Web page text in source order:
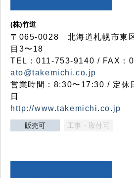
(株)竹道
〒065-0028 北海道札幌市東
目3〜18
TEL：011-753-9140 / FAX：
ato@takemichi.co.jp
営業時間：8:30〜17:30 / 定休
日
http://www.takemichi.co.jp
販売可 工事・取付可